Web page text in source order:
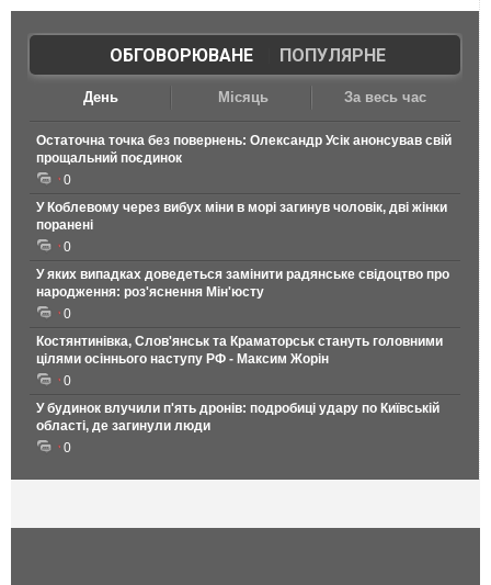
ОБГОВОРЮВАНЕ| ПОПУЛЯРНЕ
День Місяць За весь час
Остаточна точка без повернень: Олександр Усік анонсував свій
прощальний поєдинок
0
У Коблевому через вибух міни в морі загинув чоловік, дві жінки
поранені
0
У яких випадках доведеться замінити радянське свідоцтво про
народження: роз'яснення Мін'юсту
0
Костянтинівка, Слов'янськ та Краматорськ стануть головними
цілями осіннього наступу РФ - Максим Жорін
0
У будинок влучили п'ять дронів: подробиці удару по Київській
області, де загинули люди
0